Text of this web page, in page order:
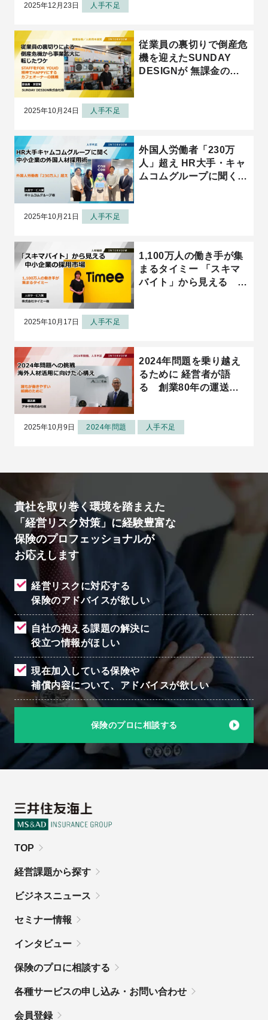
2025年12月23日 人手不足
従業員の裏切りで倒産危
機を迎えたSUNDAY
DESIGNが 無課金の求
2025年10月24日 人手不足
外国人労働者「230万
人」超え HR大手・キャ
ムコムグループに聞く
2025年10月21日 人手不足
1,100万人の働き手が集
まるタイミー 「スキマ
バイト」から見える 中
2025年10月17日 人手不足
2024年問題を乗り越え
るために 経営者が語
る 創業80年の運送会
2025年10月9日 2024年問題 人手不足
貴社を取り巻く環境を踏まえた
「経営リスク対策」に経験豊富な
保険のプロフェッショナルが
お応えします
経営リスクに対応する
保険のアドバイスが欲しい
自社の抱える課題の解決に
役立つ情報がほしい
現在加入している保険や
補償内容について、 アドバイスが欲しい
保険のプロに相談する
TOP
経営課題から探す
ビジネスニュース
セミナー情報
インタビュー
保険のプロに相談する
各種サービスの申し込み・お問い合わせ
会員登録